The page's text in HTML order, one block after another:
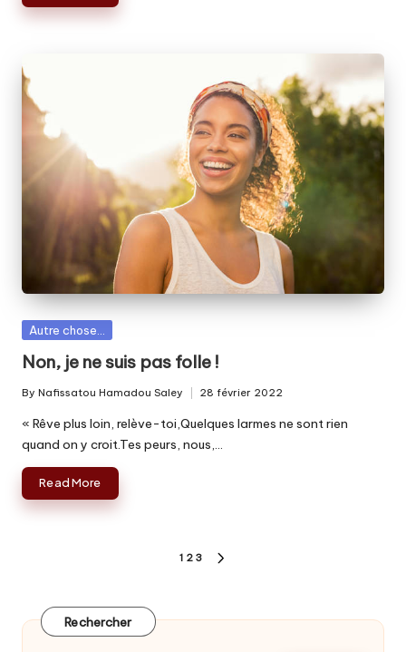
Posted
Autre chose...
Non, je ne suis pas folle !
Posted
by
By Nafissatou Hamadou Saley 28 février 2022
« Rêve plus loin, relève-toi,Quelques larmes ne sont rien
quand on y croit.Tes peurs, nous,…
Read More
publications
1 2 3
Rechercher